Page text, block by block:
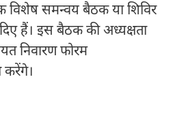
समन्वय बैठक या शिविर
हैं। इस बैठक की अध्यक्षता
निवारण फोरम